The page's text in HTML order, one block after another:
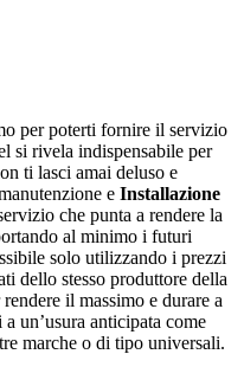
per poterti fornire il servizio
si rivela indispensabile per
ti lasci amai deluso e
e Installazione
che punta a rendere la
al minimo i futuri
solo utilizzando i prezzi
dello stesso produttore della
il massimo e durare a
un’usura anticipata come
marche o di tipo universali.